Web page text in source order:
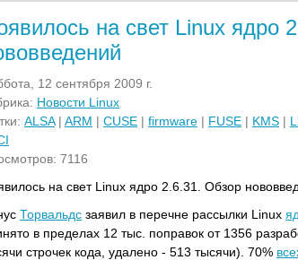
на свет Linux ядро
12 сентября 2009 г.
Новости Linux
ALSA| ARM | CUSE | firmware | FUSE | KMS |
7116
на свет Linux ядро 2.6.31. Обзор
Торвальдс заявил в перечне рассылки Linux
в пределах 12 тыс. поправок от 1356
строчек кода, удалено - 513 тысячи). 70%